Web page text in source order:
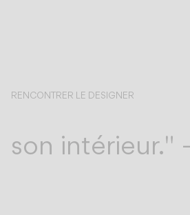
RENCONTRER LE DESIGNER
son